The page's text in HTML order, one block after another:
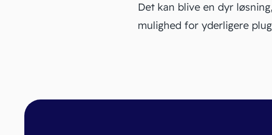
Det kan blive en dyr
mulighed for yderligere